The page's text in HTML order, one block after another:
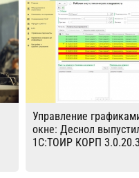
Управление
окне: Деснол
1С:ТОИР КОРП 3.0.20.3